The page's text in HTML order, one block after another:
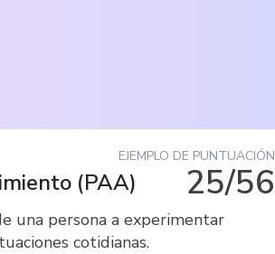
EJEMPLO DE PUNTUACIÓN
25/56
(PAA)
una persona a experimentar
cotidianas.